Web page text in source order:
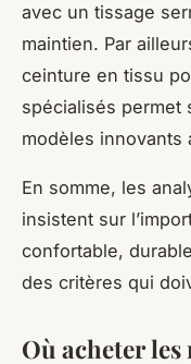
avec un tissage
maintien. Par
ceinture en tissu
spécialisés permet
modèles innovants
En somme, les
insistent sur
confortable,
des critères qui
Où acheter